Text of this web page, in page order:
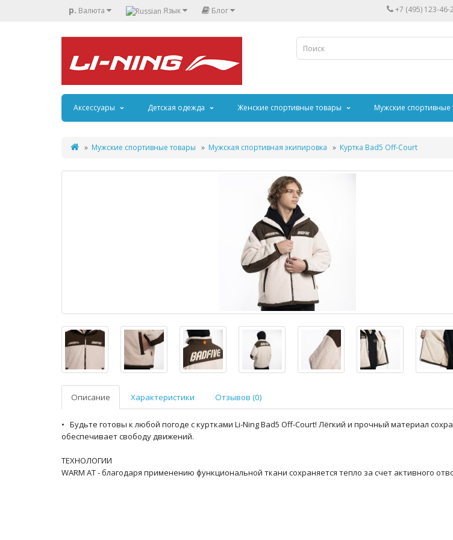
р. Валюта Язык Блог +7 (495) 123-46-
Аксессуары Детская одежда Женские спортивные товары Мужские спортивные
Мужские спортивные товары Мужская спортивная экипировка Куртка Bad5 Off-Court
Описание Характеристики Отзывов (0)
• Будьте готовы к любой погоде с куртками Li-Ning Bad5 Off-Court! Лёгкий и прочный материал
обеспечивает свободу движений.
ТЕХНОЛОГИИ
WARM AT - благодаря применению функциональной ткани сохраняется тепло за счет активного